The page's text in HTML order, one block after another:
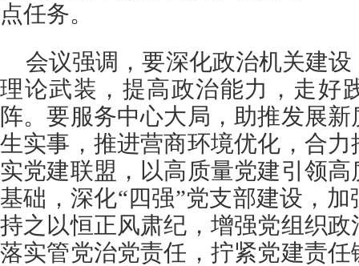
点任务。
会议强调，要深化政治机关建
理论武装，提高政治能力，走好
阵。要服务中心大局，助推发展
生实事，推进营商环境优化，合
实党建联盟，以高质量党建引领
基础，深化“四强”党支部建设，
持之以恒正风肃纪，增强党组织
落实管党治党责任，拧紧党建责